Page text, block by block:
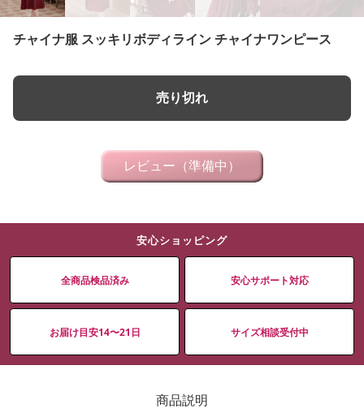
チャイナ服 スッキリボディライン チャイナワンピース
売り切れ
レビュー（準備中）
安心ショッピング
全商品検品済み 安心サポート対応
お届け目安14〜21日 サイズ相談受付中
商品説明